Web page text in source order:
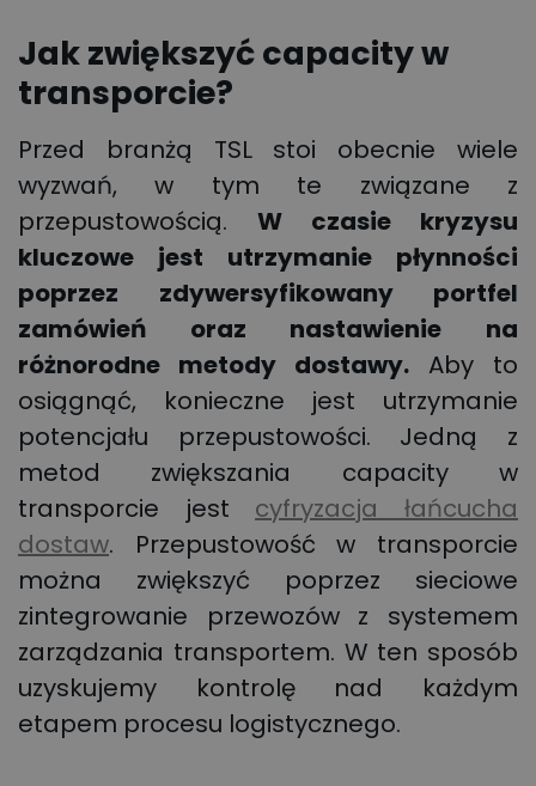
Jak zwiększyć capacity w
transporcie?
Przed branżą TSL stoi obecnie wiele
wyzwań, w tym te związane z
przepustowością. W czasie kryzysu
kluczowe jest utrzymanie płynności
poprzez zdywersyfikowany portfel
zamówień oraz nastawienie na
różnorodne metody dostawy. Aby to
osiągnąć, konieczne jest utrzymanie
potencjału przepustowości. Jedną z
metod zwiększania capacity w
transporcie jest cyfryzacja łańcucha
dostaw. Przepustowość w transporcie
można zwiększyć poprzez sieciowe
zintegrowanie przewozów z systemem
zarządzania transportem. W ten sposób
uzyskujemy kontrolę nad każdym
etapem procesu logistycznego.